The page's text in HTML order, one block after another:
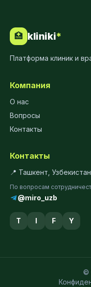
🏥 kliniki*
Платформа клиник и
Компания
О нас
Вопросы
Контакты
Контакты
📍 Ташкент, Узбекистан
По вопросам
@miro_uzb
T I F Y
©